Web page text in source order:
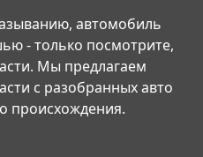
автомобиль
- только посмотрите,
Мы предлагаем
с разобранных авто
происхождения.